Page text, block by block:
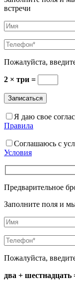
встречи
Пожалуйста,
2 × три =
Я даю свое
Правила
Соглашаюсь с
Условия
Предварительное
Заполните поля и
Пожалуйста,
два + шестнадцать